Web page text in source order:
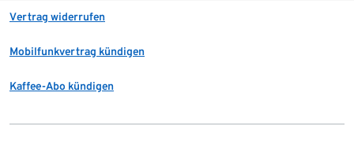
Vertrag widerrufen
Mobilfunkvertrag kündigen
Kaffee-Abo kündigen